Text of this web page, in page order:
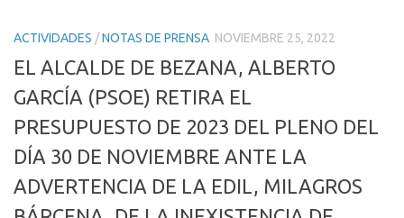
ACTIVIDADES /NOTAS DE PRENSA NOVIEMBRE 25, 2022
EL ALCALDE DE BEZANA, ALBERTO
GARCÍA (PSOE) RETIRA EL
PRESUPUESTO DE 2023 DEL PLENO DEL
DÍA 30 DE NOVIEMBRE ANTE LA
ADVERTENCIA DE LA EDIL, MILAGROS